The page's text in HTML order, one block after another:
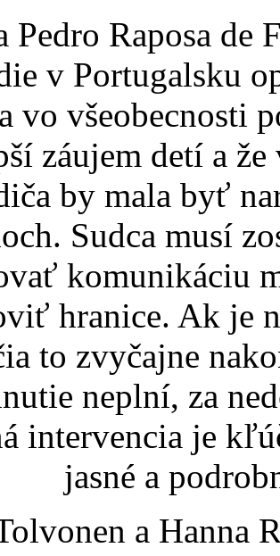
Pedro Raposa de
v Portugalsku
vo všeobecnosti
záujem detí a
by mala byť
Sudca musí
komunikáciu
hranice. Ak je
to zvyčajne
neplní, za
intervencia je
jasné a
a Hanna